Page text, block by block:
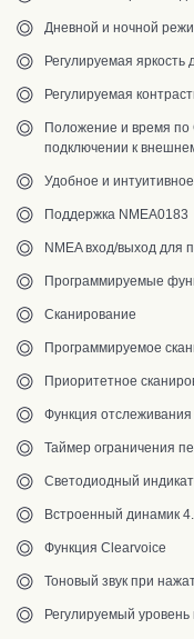
Дневной и ночной
Регулируемая яркость
Регулируемая
Положение и время по
подключении к
Удобное и
Поддержка NMEA0183
NMEA вход/выход для
Программируемые
Сканирование
Программируемое
Приоритетное
Функция отслеживания
Таймер ограничения
Светодиодный
Встроенный динамик
Функция Clearvoice
Тоновый звук при
Регулируемый